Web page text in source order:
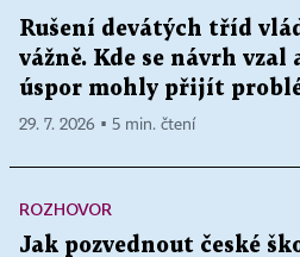
Rušení devátých tříd
vážně. Kde se návrh vzal
úspor mohly přijít
29. 7. 2026 ▪ 5 min. čtení
ROZHOVOR
Jak pozvednout české